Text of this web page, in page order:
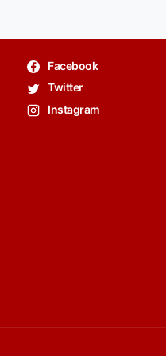
Facebook
Twitter
Instagram